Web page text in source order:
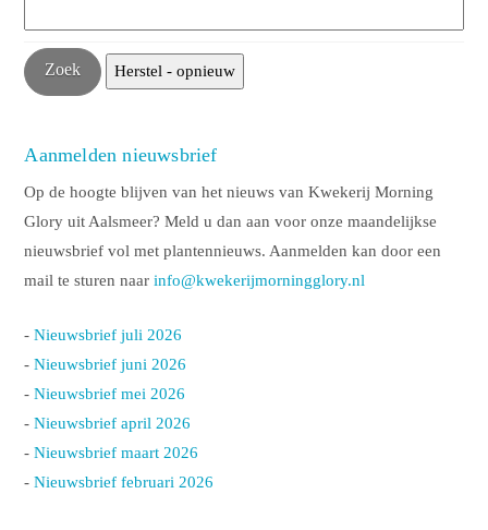
Aanmelden nieuwsbrief
Op de hoogte blijven van het nieuws van Kwekerij Morning
Glory uit Aalsmeer? Meld u dan aan voor onze maandelijkse
nieuwsbrief vol met plantennieuws. Aanmelden kan door een
mail te sturen naarinfo@kwekerijmorningglory.nl
-Nieuwsbrief juli 2026
-Nieuwsbrief juni 2026
-Nieuwsbrief mei 2026
-Nieuwsbrief april 2026
-Nieuwsbrief maart 2026
-Nieuwsbrief februari 2026